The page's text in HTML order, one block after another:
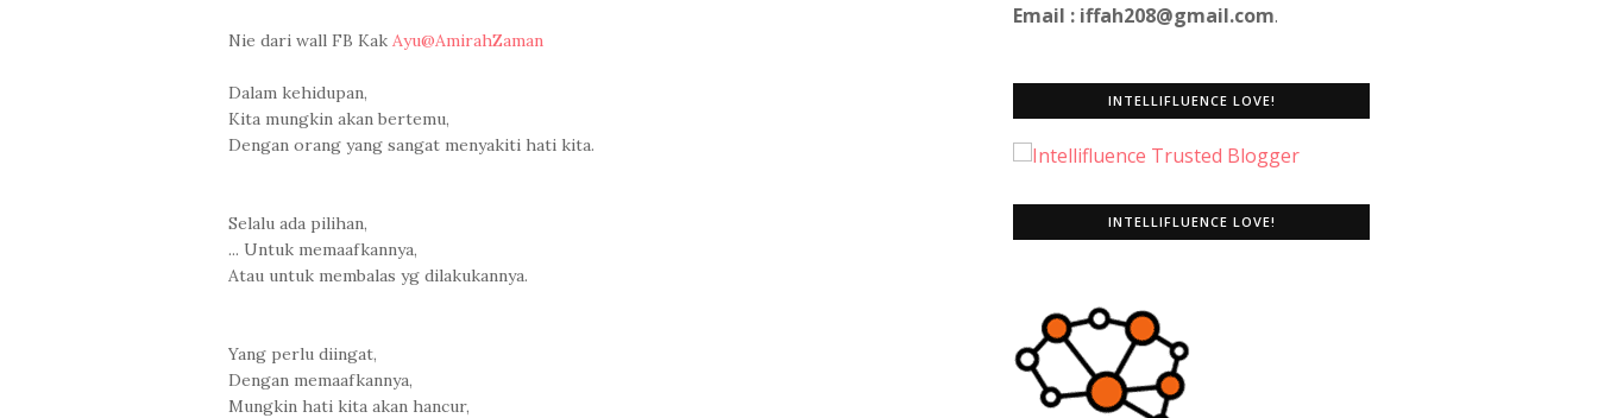
Nie dari wall FB Kak Ayu@AmirahZaman
Dalam kehidupan,
Kita mungkin akan bertemu,
Dengan orang yang sangat menyakiti hati kita.
Selalu ada pilihan,
... Untuk memaafkannya,
Atau untuk membalas yg dilakukannya.
Yang perlu diingat,
Dengan memaafkannya,
Mungkin hati kita akan hancur,
Email : iffah208@gmail.com.
INTELLIFLUENCE LOVE!
INTELLIFLUENCE LOVE!